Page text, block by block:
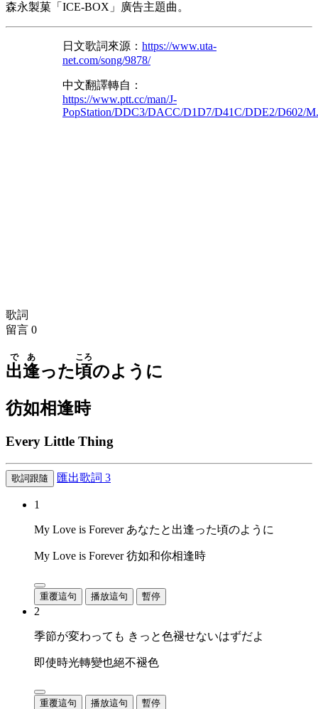
森永製菓「ICE-BOX」廣告主題曲。
日文歌詞來源： https://www.uta-
net.com/song/9878/
中文翻譯轉自：
https://www.ptt.cc/man/J-
PopStation/DDC3/DACC/D1D7/D41C/DDE2/D602/
歌詞
留言 0
出逢
であ
った頃
ころ
のように
彷如相逢時
Every Little Thing
歌詞跟隨 匯出歌詞 3
1
My Love is Forever あなたと出逢った頃のように
My Love is Forever 彷如和你相逢時
重覆這句 播放這句 暫停
2
季節が変わっても きっと色褪せないはずだよ
即使時光轉變也絕不褪色
重覆這句 播放這句 暫停